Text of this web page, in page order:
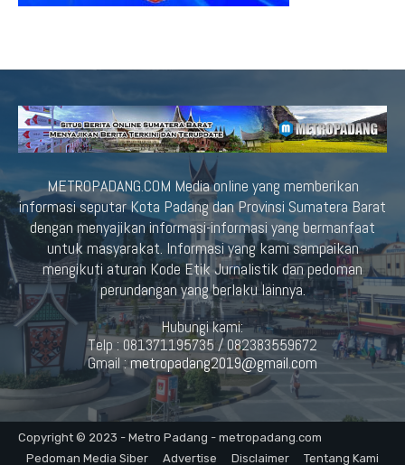
METROPADANG.COM Media online yang memberikan
informasi seputar Kota Padang dan Provinsi Sumatera Barat
dengan menyajikan informasi-informasi yang bermanfaat
untuk masyarakat. Informasi yang kami sampaikan
mengikuti aturan Kode Etik Jurnalistik dan pedoman
perundangan yang berlaku lainnya.
Hubungi kami:
Telp : 081371195735 / 082383559672
Gmail :metropadang2019@gmail.com
Copyright © 2023 - Metro Padang - metropadang.com
Pedoman Media Siber
Advertise Disclaimer Tentang Kami